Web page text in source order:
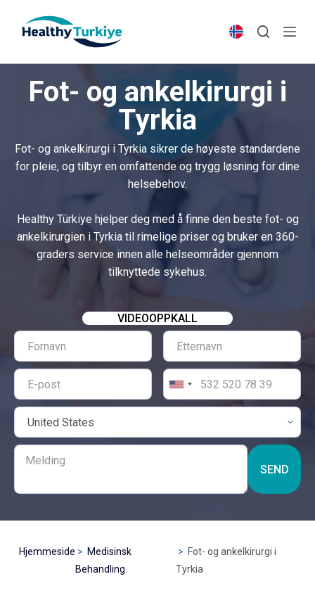
p
n
t
Fot- og ankelkirurgi i
Tyrkia
Fot- og ankelkirurgi i Tyrkia sikrer de høyeste standardene
for pleie, og tilbyr en omfattende og trygg løsning for dine
helsebehov.
Healthy Türkiye hjelper deg med å finne den beste fot- og
ankelkirurgien i Tyrkia til rimelige priser og bruker en 360-
graders service innen alle helseområder gjennom
tilknyttede sykehus.
VIDEOOPPKALL
SEND
Hjemmeside
Medisinsk
Behandling
Fot- og ankelkirurgi i
Tyrkia